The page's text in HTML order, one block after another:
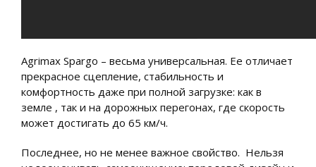
Agrimax Spargo – весьма универсальная. Ее отличает
прекрасное сцепление, стабильность и
комфортность даже при полной загрузке: как в
земле , так и на дорожных перегонах, где скорость
может достигать до 65 км/ч.
Последнее, но не менее важное свойство. Нельзя